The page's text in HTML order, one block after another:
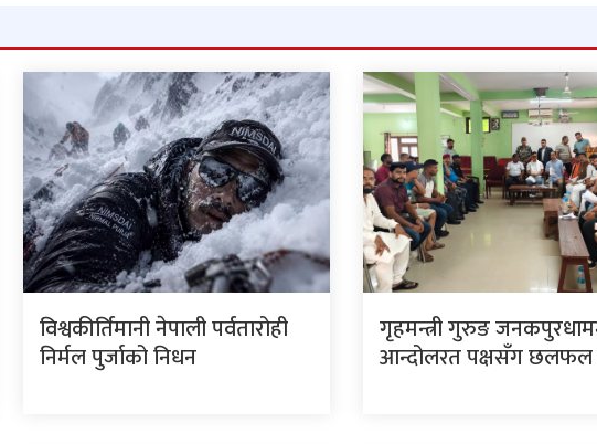
विश्वकीर्तिमानी नेपाली पर्वतारोही
निर्मल पुर्जाको निधन
गृहमन्त्री गुरुङ
आन्दोलरत पक्षसँग छलफल